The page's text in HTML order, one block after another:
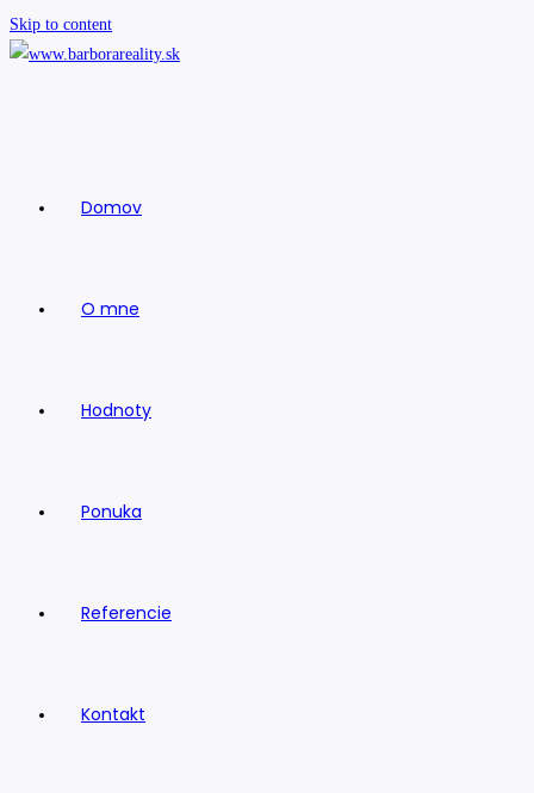
Skip to content
Domov
O mne
Hodnoty
Ponuka
Referencie
Kontakt